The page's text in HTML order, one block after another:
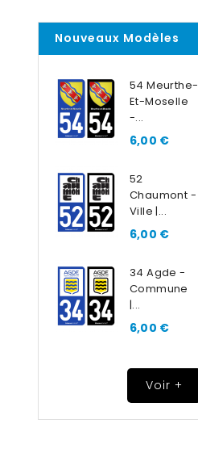
Nouveaux Modèles
54 Meurthe-
Et-Moselle
-...
6,00 €
52
Chaumont -
Ville |...
6,00 €
34 Agde -
Commune
|...
6,00 €
Voir +